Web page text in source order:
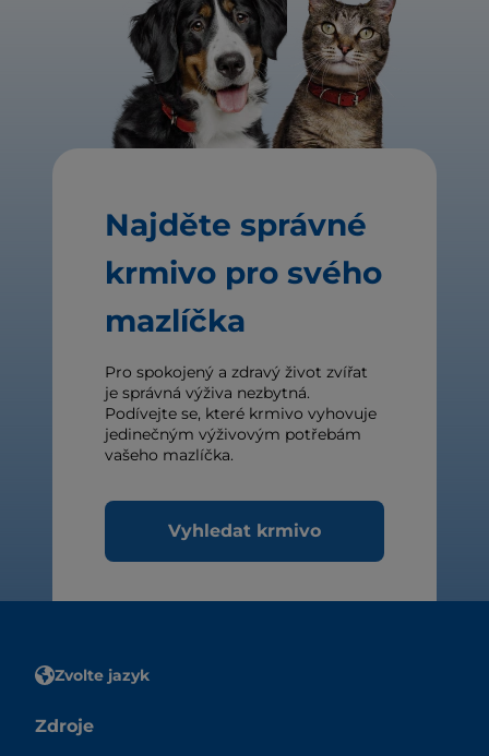
Najděte správné
krmivo pro svého
mazlíčka
Pro spokojený a zdravý život zvířat
je správná výživa nezbytná.
Podívejte se, které krmivo vyhovuje
jedinečným výživovým potřebám
vašeho mazlíčka.
Vyhledat krmivo
Zvolte jazyk
Zdroje